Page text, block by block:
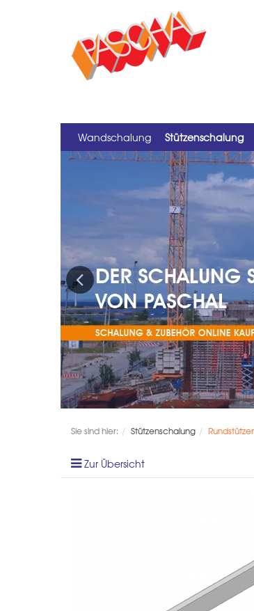
Wandschalung Stützenschalung
Previous
Sie sind hier: Stützenschalung
Zur Übersicht